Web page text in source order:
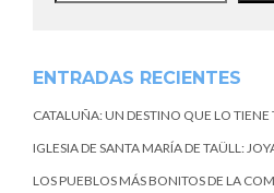
ENTRADAS RECIENTES
CATALUÑA: UN DESTINO QUE LO TIENE
IGLESIA DE SANTA MARÍA DE TAÜLL:
LOS PUEBLOS MÁS BONITOS DE LA